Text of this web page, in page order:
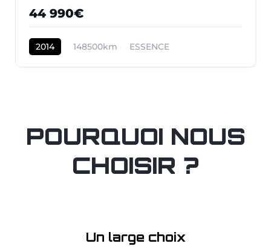
44 990€
2014 148500km ESSENCE
POURQUOI NOUS
CHOISIR ?
Un large choix